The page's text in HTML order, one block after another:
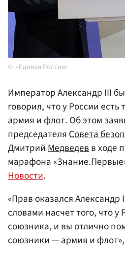
«Единая Россия»
Император Александр III
говорил, что у России
армия и флот. Об этом
председателяСовета
ДмитрийМедведевв ходе
марафона
Новости.
«Прав оказался Александр
словами насчет того, что у
союзника, и вы отлично
союзники — армия и